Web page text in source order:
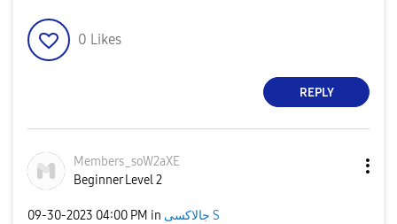
0 Likes
REPLY
Members_soW2aXE
Beginner Level 2
‎09-30-2023 04:00 PM in جالاكسى S